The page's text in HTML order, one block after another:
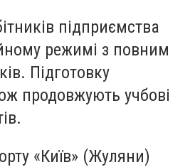
підприємства
режимі з повним
Підготовку
продовжують учбові
«Київ» (Жуляни)